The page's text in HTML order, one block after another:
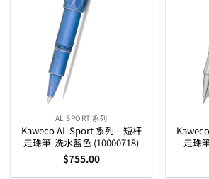
AL SPORT 系列
Kaweco AL Sport 系列 – 短杆
走珠筆-洗水藍色 (10000718)
$755.00
走珠